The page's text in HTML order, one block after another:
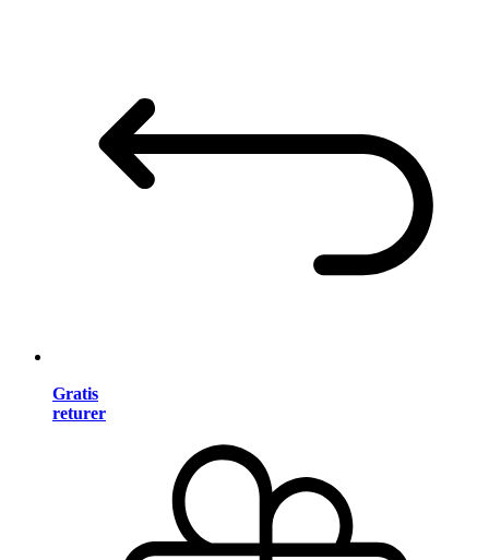
Gratis
returer